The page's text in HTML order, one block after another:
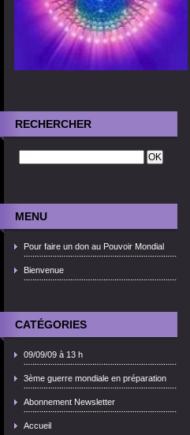
RECHERCHER
MENU
Pour faire un don au Pouvoir Mondial
Bienvenue
CATÉGORIES
09/09/09 à 13 h
3ème guerre mondiale en préparation
Abonnement Newsletter
Accueil